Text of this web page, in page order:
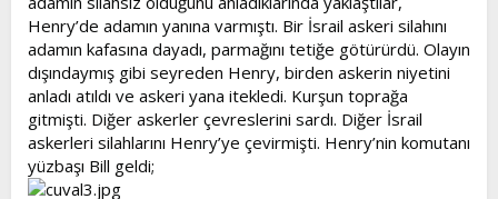
Henry’de adamın yanına varmıştı. Bir İsrail askeri silahını
adamın kafasına dayadı, parmağını tetiğe götürürdü. Olayın
dışındaymış gibi seyreden Henry, birden askerin niyetini
anladı atıldı ve askeri yana itekledi. Kurşun toprağa
gitmişti. Diğer askerler çevreslerini sardı. Diğer İsrail
askerleri silahlarını Henry’ye çevirmişti. Henry’nin komutanı
yüzbaşı Bill geldi;